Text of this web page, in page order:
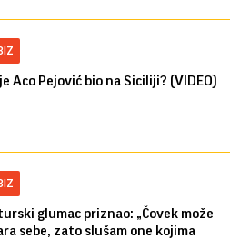
Aco Pejović bio na Siciliji? (VIDEO)
glumac priznao: „Čovek može
sebe, zato slušam one kojima